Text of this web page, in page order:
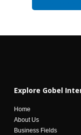
Explore Gobel
Home
About Us
Business Fields